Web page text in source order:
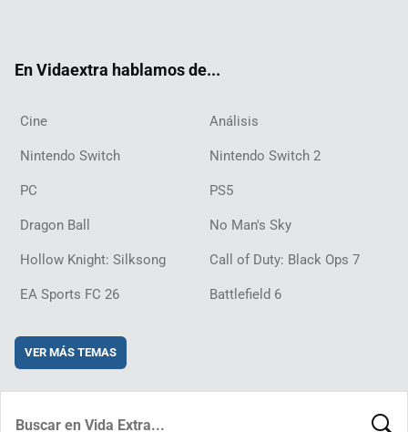
En Vidaextra hablamos de...
Cine Análisis
Nintendo Switch Nintendo Switch 2
PC PS5
Dragon Ball No Man's Sky
Hollow Knight: Silksong Call of Duty: Black Ops 7
EA Sports FC 26 Battlefield 6
VER MÁS TEMAS